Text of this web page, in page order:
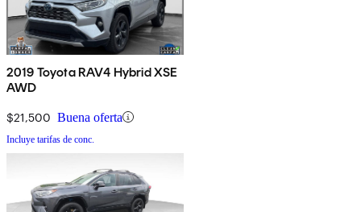
2019 Toyota RAV4 Hybrid XSE
AWD
$21,500 Buena oferta
Incluye tarifas de conc.